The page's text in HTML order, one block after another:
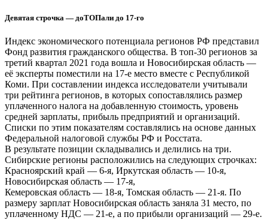
Девятая строчка — доТОПали до 17-го
Индекс экономического потенциала регионов РФ представил
Фонд развития гражданского общества. В топ-30 регионов за
третий квартал 2021 года вошла и Новосибирская область —
её эксперты поместили на 17-е место вместе с Республикой
Коми. При составлении индекса исследователи учитывали
три рейтинга регионов, в которых сопоставлялись размер
уплаченного налога на добавленную стоимость, уровень
средней зарплаты, прибыль предприятий и организаций.
Списки по этим показателям составлялись на основе данных
Федеральной налоговой службы РФ и Росстата.
В результате позиции складывались и делились на три.
Сибирские регионы расположились на следующих строчках:
Красноярский край — 6-я, Иркутская область — 10-я,
Новосибирская область — 17-я,
Кемеровская область — 18-я, Томская область — 21-я. По
размеру зарплат Новосибирская область заняла 31 место, по
уплаченному НДС — 21-е, а по прибыли организаций — 29-е.